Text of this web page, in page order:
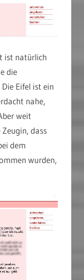
ist natürlich
die
Eifel ist ein
nahe,
weit
dass
dem
wurden,